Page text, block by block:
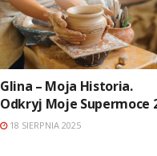
Glina – Moja Historia.
Odkryj Moje Supermoce
18 SIERPNIA 2025